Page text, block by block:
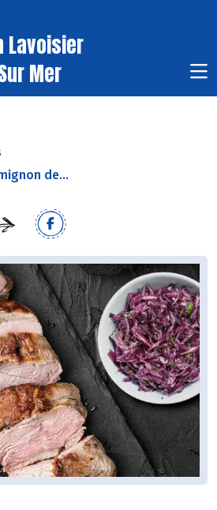
Lavoisier
Mer
de...